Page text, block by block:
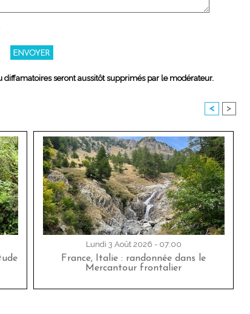
seront aussitôt supprimés par le modérateur.
< >
Lundi 3 Août 2026 - 07:00
France, Italie : randonnée dans le
Mercantour frontalier